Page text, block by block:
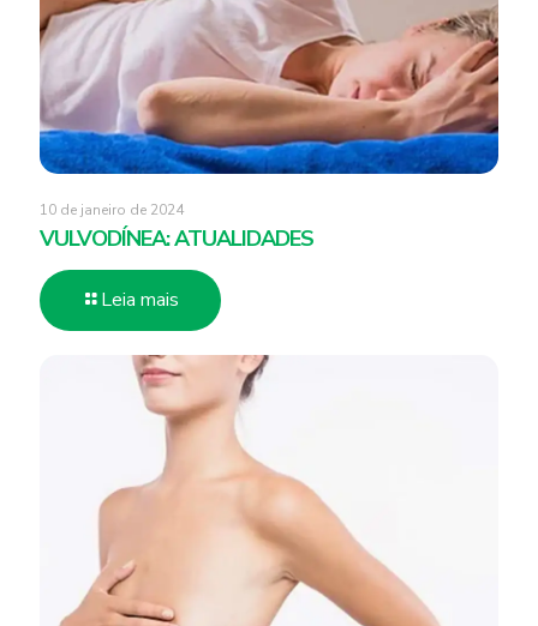
10 de janeiro de 2024
VULVODÍNEA: ATUALIDADES
Leia mais